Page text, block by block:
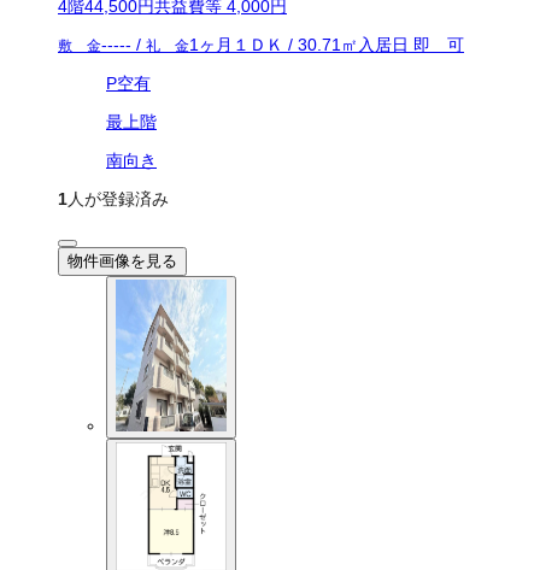
4階44,500円共益費等 4,000円
敷 金----- / 礼 金1ヶ月 １ＤＫ / 30.71 ㎡ 入居日 即 可
P空有
最上階
南向き
1人が登録済み
物件画像を見る